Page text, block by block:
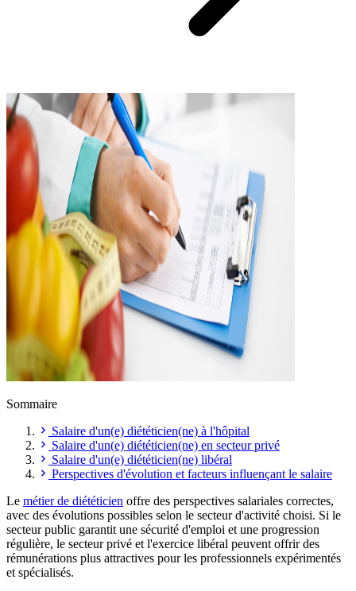
Sommaire
Salaire d'un(e) diététicien(ne) à l'hôpital
Salaire d'un(e) diététicien(ne) en secteur privé
Salaire d'un(e) diététicien(ne) libéral
Perspectives d'évolution et facteurs influençant le salaire
Le métier de diététicien offre des perspectives salariales correctes,
avec des évolutions possibles selon le secteur d'activité choisi. Si le
secteur public garantit une sécurité d'emploi et une progression
régulière, le secteur privé et l'exercice libéral peuvent offrir des
rémunérations plus attractives pour les professionnels expérimentés
et spécialisés.